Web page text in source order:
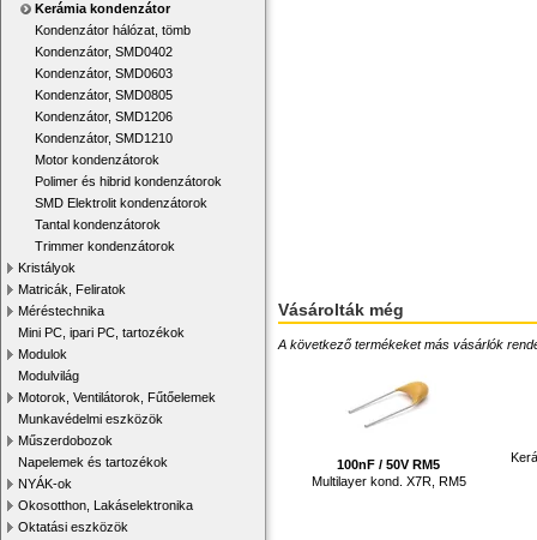
Kerámia kondenzátor
Kondenzátor hálózat, tömb
Kondenzátor, SMD0402
Kondenzátor, SMD0603
Kondenzátor, SMD0805
Kondenzátor, SMD1206
Kondenzátor, SMD1210
Motor kondenzátorok
Polimer és hibrid kondenzátorok
SMD Elektrolit kondenzátorok
Tantal kondenzátorok
Trimmer kondenzátorok
Kristályok
Matricák, Feliratok
Méréstechnika
Mini PC, ipari PC, tartozékok
Modulok
Modulvilág
Motorok, Ventilátorok, Fűtőelemek
Munkavédelmi eszközök
Műszerdobozok
Napelemek és tartozékok
NYÁK-ok
Okosotthon, Lakáselektronika
Oktatási eszközök
Vásárolták még
A következő termékeket más vásárlók
100nF / 50V RM5
Multilayer kond. X7R, RM5